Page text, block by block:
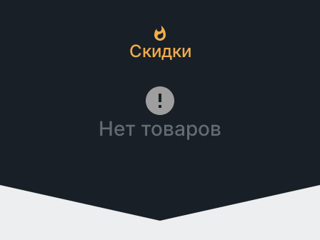
Скидки
Нет товаров